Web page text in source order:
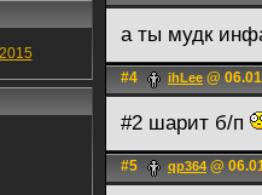
а ты мудк
#4 ihLee @
#2 шарит б/п
#5 qp364 @